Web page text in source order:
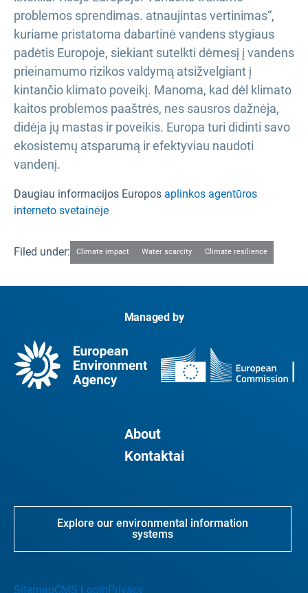
problemos sprendimas. atnaujintas vertinimas“,
kuriame pristatoma dabartinė vandens stygiaus
padėtis Europoje, siekiant sutelkti dėmesį į vandens
prieinamumo rizikos valdymą atsižvelgiant į
kintančio klimato poveikį. Manoma, kad dėl klimato
kaitos problemos paaštrės, nes sausros dažnėja,
didėja jų mastas ir poveikis. Europa turi didinti savo
ekosistemų atsparumą ir efektyviau naudoti
vandenį.
Daugiau informacijos Europos aplinkos agentūros
interneto svetainėje
Filed under: Climate impact Water scarcity Climate resilience
Managed by
About
Kontaktai
Explore our environmental information
systems
SitemapCMS Login Privacy